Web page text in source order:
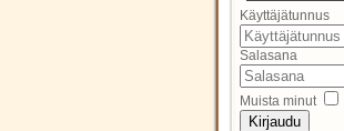
Käyttäjätunnus
Salasana
Muista minut
Kirjaudu